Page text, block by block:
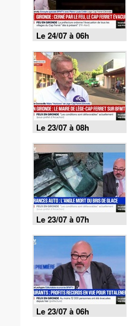
Le 24/07 à 06h
Le 23/07 à 08h
Le 23/07 à 07h
Le 23/07 à 06h